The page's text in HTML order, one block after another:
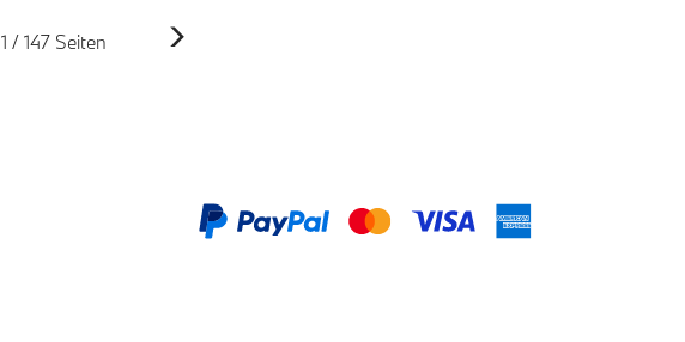
1 / 147 Seiten